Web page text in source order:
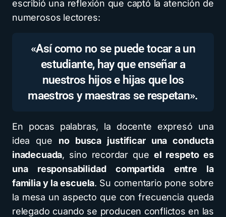
escribió una reflexión que captó la atención de
numerosos lectores:
«Así como no se puede tocar a un
estudiante, hay que enseñar a
nuestros hijos e hijas que los
maestros y maestras se respetan».
En pocas palabras, la docente expresó una
idea que no busca justificar una conducta
inadecuada, sino recordar que el respeto es
una responsabilidad compartida entre la
familia y la escuela. Su comentario pone sobre
la mesa un aspecto que con frecuencia queda
relegado cuando se producen conflictos en las